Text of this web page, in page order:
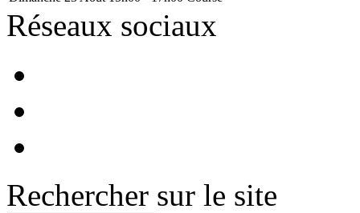
Réseaux sociaux
Rechercher sur le site